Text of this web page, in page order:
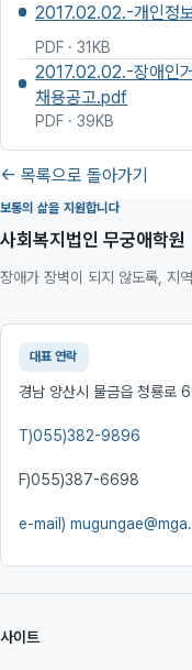
2017.02.02.-개인정
PDF · 31KB
2017.02.02.-장애인
채용공고.pdf
PDF · 39KB
← 목록으로 돌아가기
보통의 삶을 지원합니다
사회복지법인 무궁애학원
장애가 장벽이 되지 않도록, 지
대표 연락
경남 양산시 물금읍 청룡로
T)055)382-9896
F)055)387-6698
e-mail)
사이트